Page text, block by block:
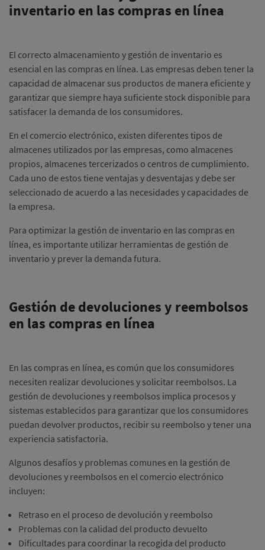
inventario en las compras en línea
El correcto almacenamiento y gestión de inventario es
esencial en las compras en línea. Las empresas deben tener la
capacidad de almacenar sus productos de manera eficiente y
garantizar que siempre haya suficiente stock disponible para
satisfacer la demanda de los consumidores.
En el comercio electrónico, existen diferentes tipos de
almacenes utilizados por las empresas, como almacenes
propios, almacenes tercerizados o centros de cumplimiento.
Cada uno de estos tiene ventajas y desventajas y debe ser
seleccionado de acuerdo a las necesidades y capacidades de
la empresa.
Para optimizar la gestión de inventario en las compras en
línea, es importante utilizar herramientas de gestión de
inventario y prever la demanda futura.
Gestión de devoluciones y reembolsos
en las compras en línea
En las compras en línea, es común que los consumidores
necesiten realizar devoluciones y solicitar reembolsos. La
gestión de devoluciones y reembolsos implica procesos y
sistemas establecidos para garantizar que los consumidores
puedan devolver productos, recibir su reembolso y tener una
experiencia satisfactoria.
Algunos desafíos y problemas comunes en la gestión de
devoluciones y reembolsos en el comercio electrónico
incluyen:
Retraso en el proceso de devolución y reembolso
Problemas con la calidad del producto devuelto
Dificultades para coordinar la recogida del producto